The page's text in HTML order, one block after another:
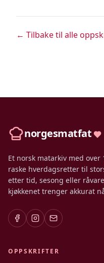
← Tilbake til alle
norgesmatfat
Et norsk matarkiv med
raske hverdagsretter til
etter tid, sesong eller
kjøkkenet trenger akkurat
OPPSKRIFTER